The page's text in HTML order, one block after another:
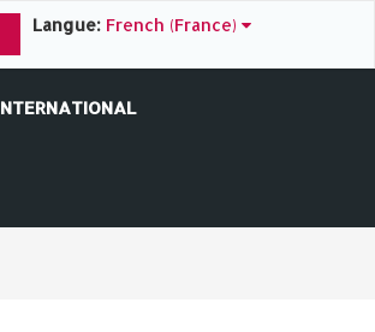
Langue: French (France)